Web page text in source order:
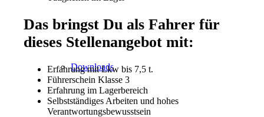
Downloads
Das bringst Du als Fahrer für
dieses Stellenangebot mit:
Erfahrung mit Lkw bis 7,5 t.
Führerschein Klasse 3
Erfahrung im Lagerbereich
Selbstständiges Arbeiten und hohes
Verantwortungsbewusstsein